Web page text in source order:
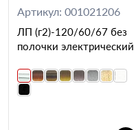
Артикул: 001021206
ЛП (г2)-120/60/67 без
полочки электрический